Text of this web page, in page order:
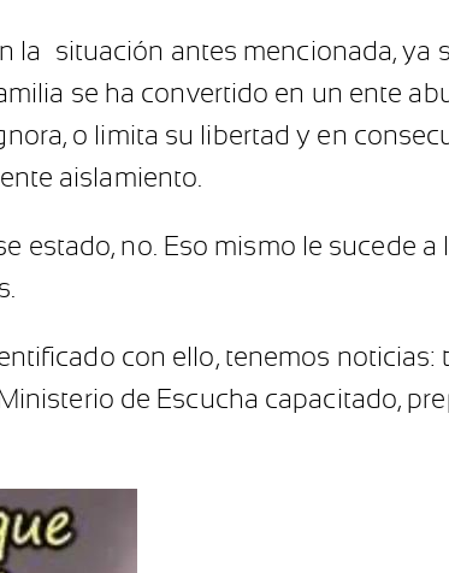
la situación antes mencionada, ya
se ha convertido en un ente
o limita su libertad y en
aislamiento.
estado, no. Eso mismo le sucede a
con ello, tenemos noticias:
de Escucha capacitado,